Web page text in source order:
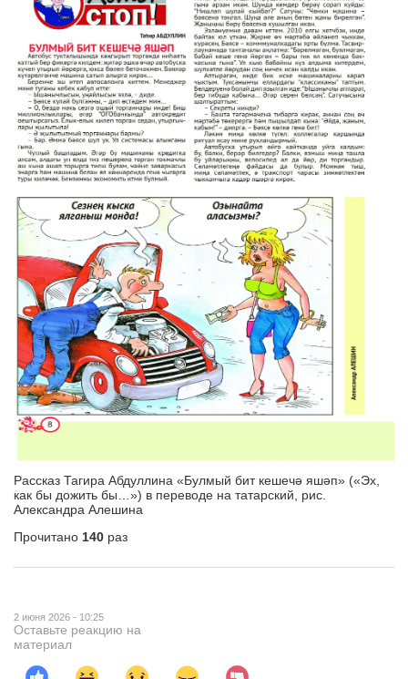
Рассказ Тагира Абдуллина «Булмый бит кешечә яшәп» («Эх,
как бы дожить бы…») в переводе на татарский, рис.
Александра Алешина
Прочитано 140 раз
2 июня 2026 - 10:25
Оставьте реакцию на
материал